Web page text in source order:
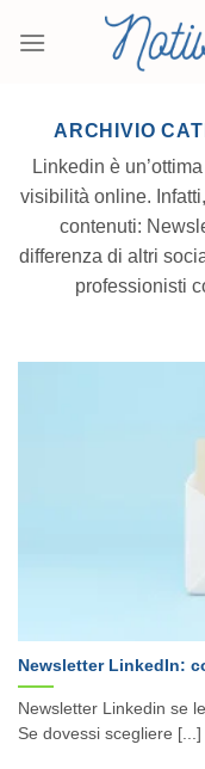
ARCHIVIO
Linkedin è
visibilità online.
contenuti:
differenza di altri
professionisti
Newsletter LinkedIn:
Newsletter Linkedin se
Se dovessi scegliere [...]